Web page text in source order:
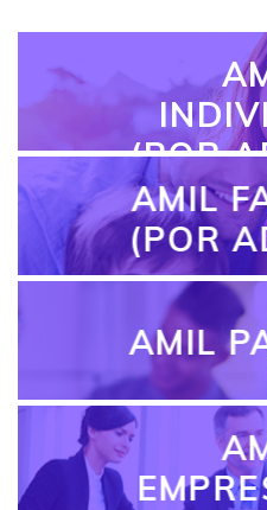
(POR
AMIL
(POR
AMIL